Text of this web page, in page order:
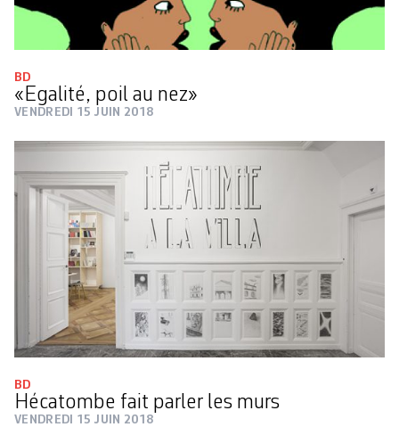
BD
«Egalité, poil au nez»
VENDREDI 15 JUIN 2018
BD
Hécatombe fait parler les murs
VENDREDI 15 JUIN 2018